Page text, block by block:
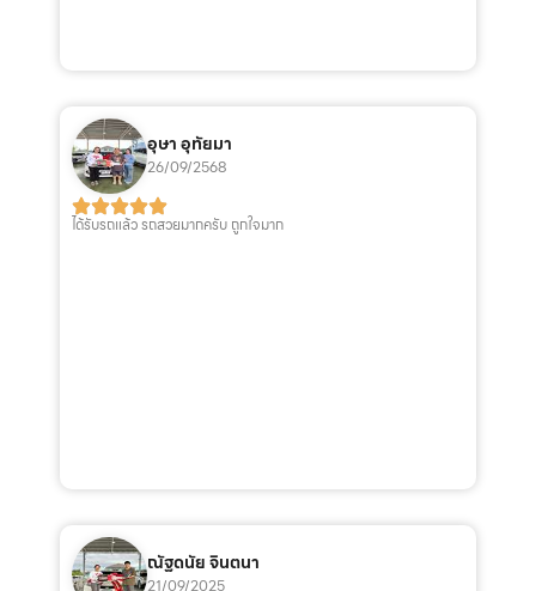
อุษา อุทัยมา
26/09/2568
ได้รับรถแล้ว รถสวยมากครับ ถูกใจมาก
ณัฐดนัย จินตนา
21/09/2025